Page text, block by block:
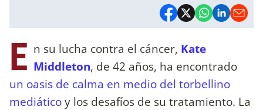
E n su lucha contra el cáncer, Kate
Middleton, de 42 años, ha encontrado
un oasis de calma en medio del torbellino
mediáticoy los desafíos de su tratamiento. La